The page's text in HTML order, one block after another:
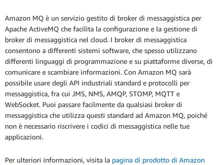
Amazon MQ è un servizio gestito di broker di messaggistica per
Apache ActiveMQ che facilita la configurazione e la gestione di
broker di messaggistica nel cloud. I broker di messaggistica
consentono a differenti sistemi software, che spesso utilizzano
differenti linguaggi di programmazione e su piattaforme diverse, di
comunicare e scambiare informazioni. Con Amazon MQ sarà
possibile usare degli API industriali standard e protocolli per
messaggistica, fra cui JMS, NMS, AMQP, STOMP, MQTT e
WebSocket. Puoi passare facilmente da qualsiasi broker di
messaggistica che utilizza questi standard ad Amazon MQ, poiché
non è necessario riscrivere i codici di messaggistica nelle tue
applicazioni.
Per ulteriori informazioni, visita la pagina di prodotto di Amazon